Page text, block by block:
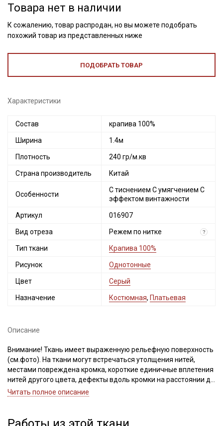
Товара нет в наличии
К сожалению, товар распродан, но вы можете подобрать
похожий товар из представленных ниже
ПОДОБРАТЬ ТОВАР
Характеристики
Состав крапива 100%
Ширина 1.4м
Плотность 240 гр/м.кв
Страна производитель Китай
Особенности
С тиснением С умягчением С
эффектом винтажности
Артикул 016907
Вид отреза Режем по нитке ?
Тип ткани Крапива 100%
Рисунок Однотонные
Цвет Серый
Назначение Костюмная, Платьевая
Описание
Внимание! Ткань имеет выраженную рельефную поверхность
(см.фото). На ткани могут встречаться утолщения нитей,
местами повреждена кромка, короткие единичные вплетения
нитей другого цвета, дефекты вдоль кромки на расстоянии до
5см от края браком не являются. Ширина ткани ±3см. При
Читать полное описание